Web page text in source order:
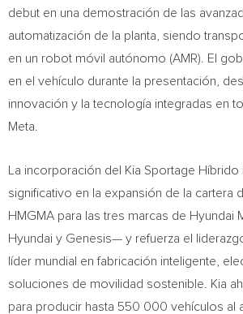
debut en una demostración de las
automatización de la planta, siendo
en un robot móvil autónomo (AMR). El
en el vehículo durante la presentación,
innovación y la tecnología integradas en
Meta.
La incorporación del Kia Sportage
significativo en la expansión de la cartera
HMGMA para las tres marcas de Hyundai
Hyundai y Genesis— y refuerza el
líder mundial en fabricación inteligente,
soluciones de movilidad sostenible. Kia
para producir hasta 550 000 vehículos al